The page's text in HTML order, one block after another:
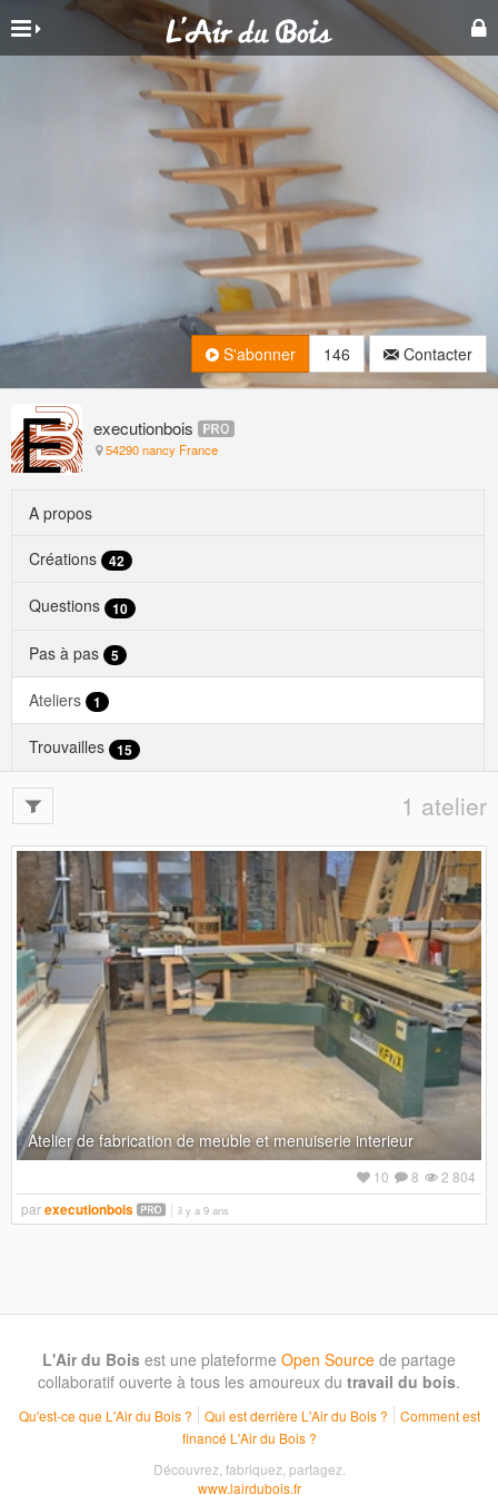
executionbois
54290 nancy France
S'abonner 146 Contacter
A propos
Créations 42
Questions 10
Pas à pas 5
Ateliers 1
Trouvailles 15
1 atelier
Atelier de fabrication de meuble et menuiserie interieur
2 804
8
10
parexecutionbois il y a 9 ans
L'Air du Bois est une plateforme Open Source de partage
collaboratif ouverte à tous les amoureux du travail du bois.
Qu'est-ce que L'Air du Bois ? Qui est derrière L'Air du Bois ?
Comment est
financé L'Air du Bois ?
Découvrez, fabriquez, partagez.
www.lairdubois.fr